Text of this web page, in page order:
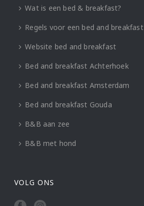
Wat is een bed & breakfast?
Regels voor een bed and breakfast
Website bed and breakfast
Bed and breakfast Achterhoek
Bed and breakfast Amsterdam
Bed and breakfast Gouda
B&B aan zee
B&B met hond
VOLG ONS